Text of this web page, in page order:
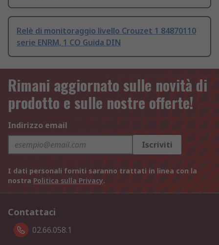
Relè di monitoraggio livello Crouzet 1 84870110
serie ENRM, 1 CO Guida DIN
Rimani aggiornato sulle novità di
prodotto e sulle nostre offerte!
Indirizzo email
Iscriviti
I dati personali forniti saranno trattati in linea con la
nostra Politica sulla Privacy.
Contattaci
02.66.058.1